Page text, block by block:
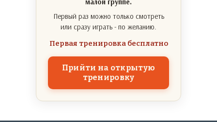
Первый раз можно только смотреть
или сразу играть - по желанию.
Первая тренировка бесплатно
Прийти на открытую
тренировку